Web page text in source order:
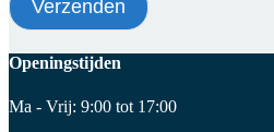
Openingstijden
Ma - Vrij: 9:00 tot 17:00